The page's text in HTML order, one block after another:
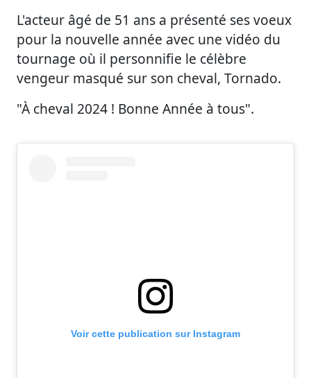
L'acteur âgé de 51 ans a présenté ses voeux
pour la nouvelle année avec une vidéo du
tournage où il personnifie le célèbre
vengeur masqué sur son cheval, Tornado.
"À cheval 2024 ! Bonne Année à tous".
Voir cette publication sur Instagram